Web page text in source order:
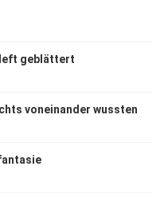
geblättert
voneinander wussten